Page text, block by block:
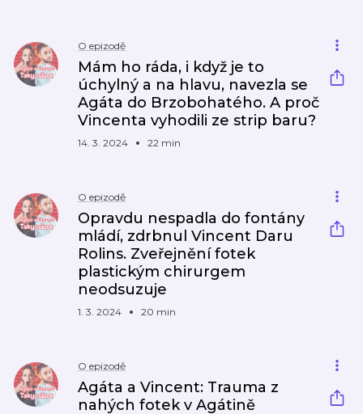
O epizodě
Mám ho ráda, i když je to
úchylný a na hlavu, navezla se
Agáta do Brzobohatého. A proč
Vincenta vyhodili ze strip baru?
14. 3. 2024 22 min
O epizodě
Opravdu nespadla do fontány
mládí, zdrbnul Vincent Daru
Rolins. Zveřejnění fotek
plastickým chirurgem
neodsuzuje
1. 3. 2024 20 min
O epizodě
Agáta a Vincent: Trauma z
nahých fotek v Agátině